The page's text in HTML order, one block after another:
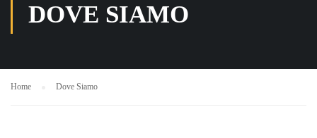
DOVE SIAMO
Home Dove Siamo